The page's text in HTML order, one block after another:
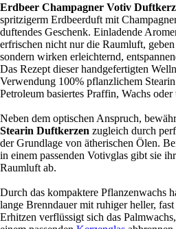
Erdbeer Champagner Votiv
spritzigerm Erdbeerduft mit
duftendes Geschenk. Einladende
erfrischen nicht nur die Raumluft,
sondern wirken erleichternd,
Das Rezept dieser handgefertigten
Verwendung 100% pflanzlichem
Petroleum basiertes Praffin, Wachs
Neben dem optischen Anspruch,
Stearin Duftkerzen zugleich durch
der Grundlage von ätherischen Ölen.
in einem passenden Votivglas gibt sie
Raumluft ab.
Durch das kompaktere Pflanzenwachs
lange Brenndauer mit ruhiger heller,
Erhitzen verflüssigt sich das